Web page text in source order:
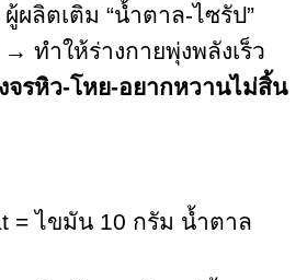
ผลิตเติม “น้ำตาล-ไซรัป”
ทำให้ร่างกายพุ่งพลังเร็ว
จรหิว-โหย-อยากหวานไม่สิ้น
= ไขมัน 10 กรัม น้ำตาล